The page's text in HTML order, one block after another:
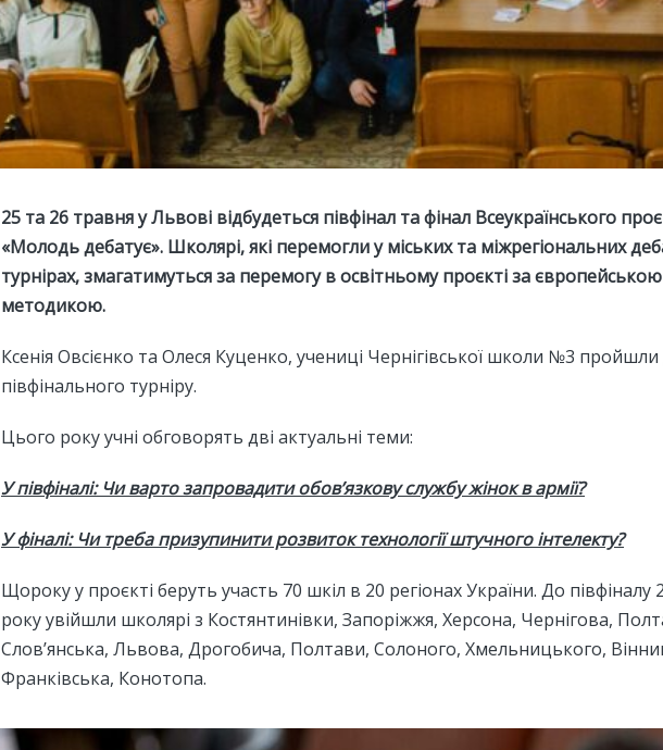
25 та 26 травня у Львові відбудеться півфінал та фінал Всеукраїнського
«Молодь дебатує». Школярі, які перемогли у міських та міжрегіональних
турнірах, змагатимуться за перемогу в освітньому проєкті за європейською
методикою.
Ксенія Овсієнко та Олеся Куценко, учениці Чернігівської школи №3
півфінального турніру.
Цього року учні обговорять дві актуальні теми:
У півфіналі: Чи варто запровадити обов’язкову службу жінок в армії?
У фіналі: Чи треба призупинити розвиток технології штучного інтелекту?
Щороку у проєкті беруть участь 70 шкіл в 20 регіонах України. До півфіналу
року увійшли школярі з Костянтинівки, Запоріжжя, Херсона, Чернігова,
Слов’янська, Львова, Дрогобича, Полтави, Солоного, Хмельницького,
Франківська, Конотопа.